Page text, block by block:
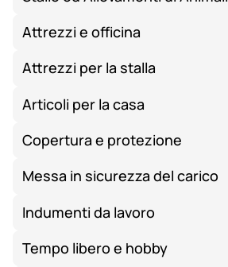
Attrezzi e officina
Attrezzi per la stalla
Articoli per la casa
Copertura e protezione
Messa in sicurezza del carico
Indumenti da lavoro
Tempo libero e hobby